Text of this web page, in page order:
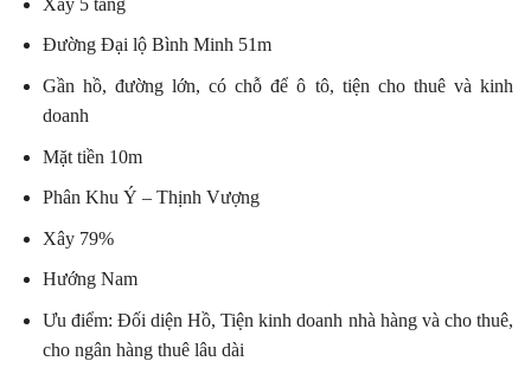
Đường Đại lộ Bình Minh 51m
Gần hồ, đường lớn, có chỗ để ô tô, tiện cho thuê và kinh
doanh
Mặt tiền 10m
Phân Khu Ý – Thịnh Vượng
Xây 79%
Hướng Nam
Ưu điểm: Đối diện Hồ, Tiện kinh doanh nhà hàng và cho thuê,
cho ngân hàng thuê lâu dài